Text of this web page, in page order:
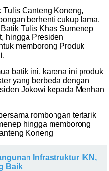
Tulis Canteng Koneng,
berhenti cukup lama.
Tulis Khas Sumenep
hingga Presiden
memborong Produk
batik ini, karena ini produk
yang berbeda dengan
Jokowi kepada Menhan
rombongan tertarik
hingga memborong
Koneng.
Infrastruktur IKN,
Baik